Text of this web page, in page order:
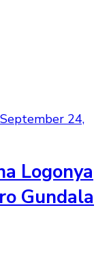
September 24,
Logonya
Gundala